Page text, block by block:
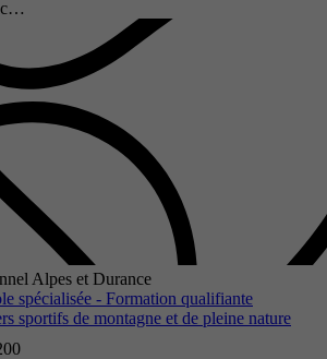
Alpes et Durance
spécialisée - Formation qualifiante
sportifs de montagne et de pleine nature